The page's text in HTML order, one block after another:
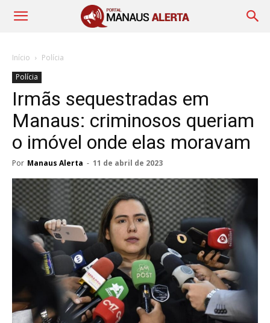
Início
Polícia
Polícia
Irmãs sequestradas em
Manaus: criminosos queriam
o imóvel onde elas moravam
Por Manaus Alerta - 11 de abril de 2023